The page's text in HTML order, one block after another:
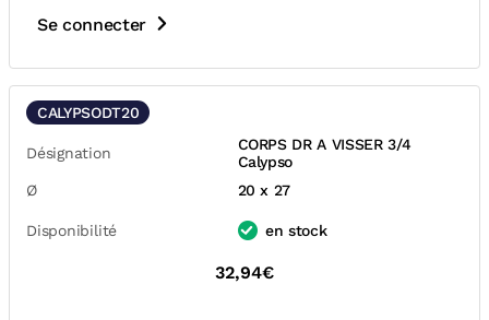
Se connecter
CALYPSODT20
Désignation
CORPS DR A VISSER 3/4
Calypso
Ø
20 x 27
Disponibilité en stock
32,94€